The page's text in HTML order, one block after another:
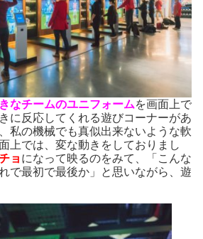
なチームのユニフォームを画面上で
に反応してくれる遊びコーナーがあ
私の機械でも真似出来ないような軟
上では、変な動きをしておりまし
ョ になって映るのをみて、「こんな
で最初で最後か」と思いながら、遊